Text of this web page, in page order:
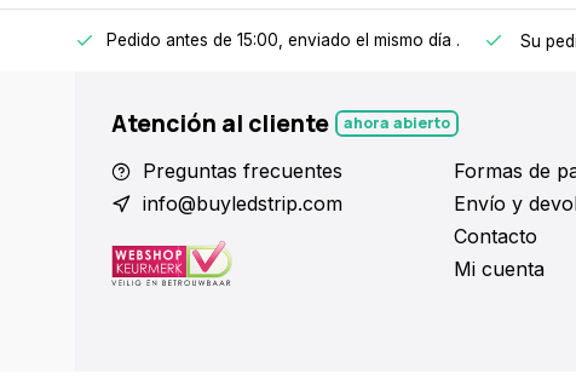
Pedido antes de 15:00, enviado el mismo día . Su
Atención al cliente ahora abierto
Preguntas frecuentes
info@buyledstrip.com
Formas de
Envío y
Contacto
Mi cuenta